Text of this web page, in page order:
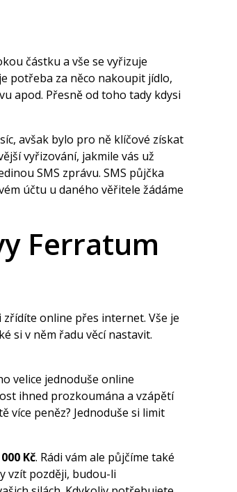
částku a vše se vyřizuje
potřeba za něco nakoupit jídlo,
apod. Přesně od toho tady kdysi
avšak bylo pro ně klíčové získat
vyřizování, jakmile vás už
SMS zprávu. SMS půjčka
účtu u daného věřitele žádáme
Ferratum
online přes internet. Vše je
si v něm řadu věcí nastavit.
velice jednoduše online
ihned prozkoumána a vzápětí
více peněz? Jednoduše si limit
Kč. Rádi vám ale půjčíme také
vzít později, budou-li